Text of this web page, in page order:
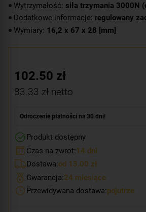
Wytrzymałość: siła trzymania 3000N
Dodatkowe informacje: regulowany
Wymiary: 16,2 x 67 x 28 [mm]
102.50 zł
83.33 zł netto
Odroczenie płatności na 30 dni!
Produkt dostępny
Czas na zwrot:14 dni
Dostawa:od 13.00 zł
Gwarancja:24 miesiące
Przewidywana dostawa:pojutrze